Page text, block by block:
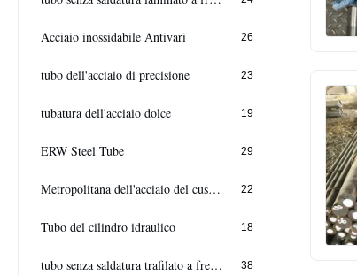
Acciaio inossidabile Antivari 26
tubo dell'acciaio di precisione 23
tubatura dell'acciaio dolce 19
ERW Steel Tube 29
Metropolitana dell'acciaio del cuscinetto 22
Tubo del cilindro idraulico 18
tubo senza saldatura trafilato a freddo 38